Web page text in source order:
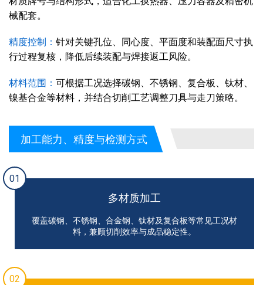
械配套。
精度控制： 针对关键孔位、同心度、平面度和装配面尺寸执
行过程复核，降低后续装配与焊接返工风险。
材料范围： 可根据工况选择碳钢、不锈钢、复合板、钛材、
镍基合金等材料，并结合切削工艺调整刀具与走刀策略。
加工能力、精度与检测方式
01
多材质加工
覆盖碳钢、不锈钢、合金钢、钛材及复合板等常见工况材
料，兼顾切削效率与成品稳定性。
02